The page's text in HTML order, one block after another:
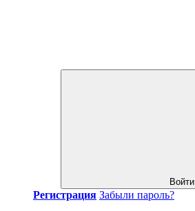
Войти
Регистрация Забыли пароль?